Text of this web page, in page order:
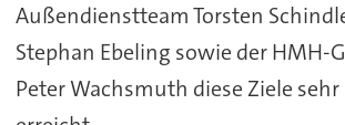
Außendienstteam Torsten
Stephan Ebeling sowie der HMH-
Peter Wachsmuth diese Ziele